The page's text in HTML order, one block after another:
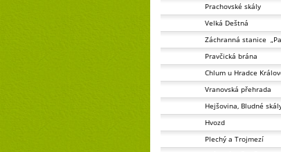
Prachovské skály
Velká Deštná
Záchranná stanice
Pravčická brána
Chlum u Hradce
Vranovská přehrada
Hejšovina, Bludné
Hvozd
Plechý a Trojmezí